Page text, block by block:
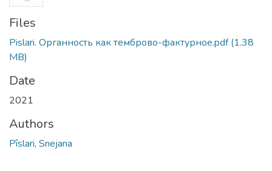
Files
Pislari. Oрганность как темброво-фактурное.pdf(1.38
MB)
Date
2021
Authors
Pîslari, Snejana